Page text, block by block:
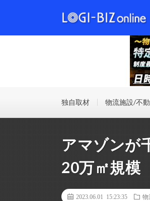
独自取材 物流施設/不
アマゾンが
20万㎡規模
2023.06.01 15:23:35 物